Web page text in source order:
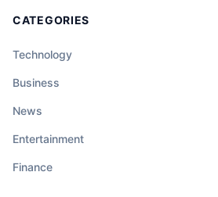
CATEGORIES
Technology
Business
News
Entertainment
Finance